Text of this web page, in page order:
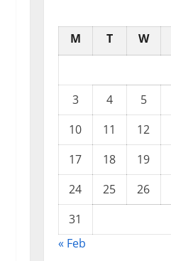
M T W
3
4 5
10
11 12
17
18 19
24
25 26
31
« Feb